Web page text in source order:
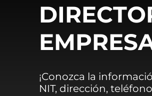
¡Conozca la
NIT, dirección,